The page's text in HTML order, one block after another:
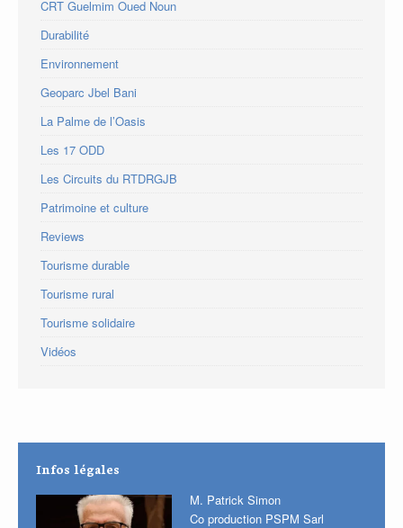
CRT Guelmim Oued Noun
Durabilité
Environnement
Geoparc Jbel Bani
La Palme de l’Oasis
Les 17 ODD
Les Circuits du RTDRGJB
Patrimoine et culture
Reviews
Tourisme durable
Tourisme rural
Tourisme solidaire
Vidéos
Infos légales
M. Patrick Simon
Co production PSPM Sarl